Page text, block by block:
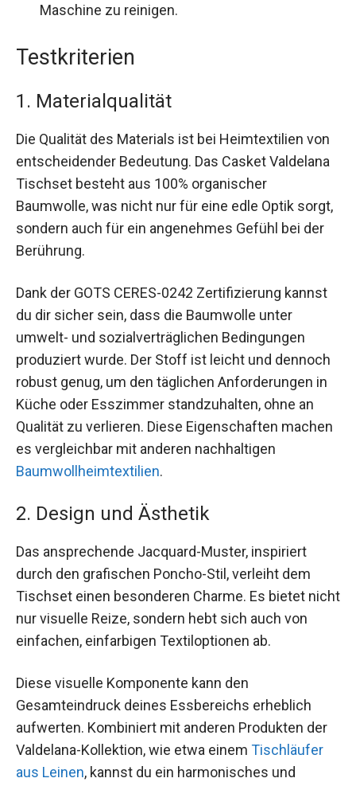
Maschine zu reinigen.
Testkriterien
1. Materialqualität
Die Qualität des Materials ist bei Heimtextilien von
entscheidender Bedeutung. Das Casket Valdelana
Tischset besteht aus 100% organischer
Baumwolle, was nicht nur für eine edle Optik sorgt,
sondern auch für ein angenehmes Gefühl bei der
Berührung.
Dank der GOTS CERES-0242 Zertifizierung kannst
du dir sicher sein, dass die Baumwolle unter
umwelt- und sozialverträglichen Bedingungen
produziert wurde. Der Stoff ist leicht und dennoch
robust genug, um den täglichen Anforderungen in
Küche oder Esszimmer standzuhalten, ohne an
Qualität zu verlieren. Diese Eigenschaften machen
es vergleichbar mit anderen nachhaltigen
Baumwollheimtextilien.
2. Design und Ästhetik
Das ansprechende Jacquard-Muster, inspiriert
durch den grafischen Poncho-Stil, verleiht dem
Tischset einen besonderen Charme. Es bietet nicht
nur visuelle Reize, sondern hebt sich auch von
einfachen, einfarbigen Textiloptionen ab.
Diese visuelle Komponente kann den
Gesamteindruck deines Essbereichs erheblich
aufwerten. Kombiniert mit anderen Produkten der
Valdelana-Kollektion, wie etwa einem Tischläufer
aus Leinen, kannst du ein harmonisches und